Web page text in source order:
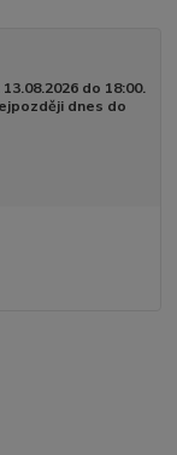
do 18:00.
dnes do